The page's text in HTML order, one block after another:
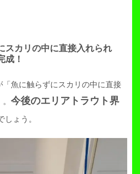
スカリの中に直接入れられ
成！
「魚に触らずにスカリの中に直接
今後のエリアトラウト界
しょう。